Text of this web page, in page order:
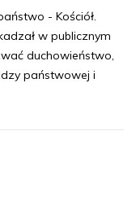
- Kościół.
w publicznym
duchowieństwo,
państwowej i